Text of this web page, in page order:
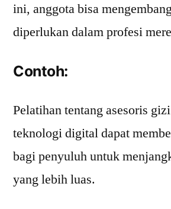
ini, anggota bisa
diperlukan dalam profesi
Contoh:
Pelatihan tentang asesoris
teknologi digital dapat
bagi penyuluh untuk
yang lebih luas.